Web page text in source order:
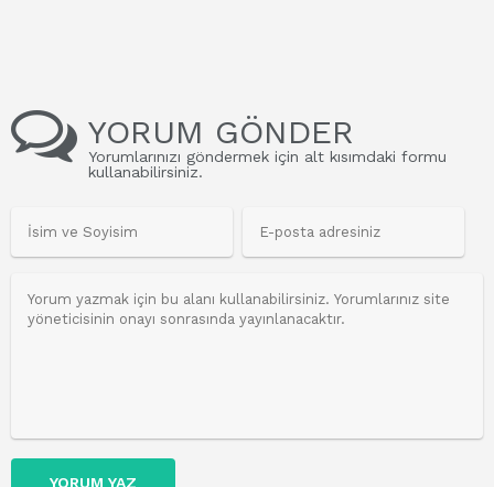
YORUM GÖNDER
Yorumlarınızı göndermek için alt kısımdaki formu
kullanabilirsiniz.
YORUM YAZ